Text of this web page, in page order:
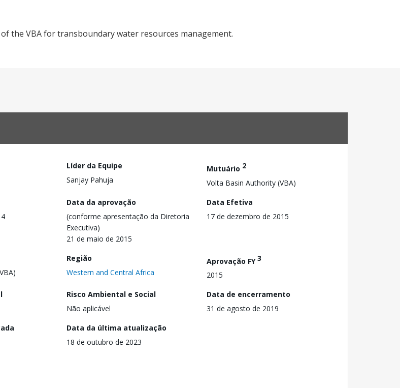
the VBA for transboundary water resources management.
Líder da Equipe
Sanjay Pahuja
Mutuário 2
Volta Basin Authority (VBA)
Data da aprovação
(conforme apresentação da Diretoria
Executiva)
21 de maio de 2015
Data Efetiva
17 de dezembro de 2015
Região
Western and Central Africa
Aprovação FY3
2015
Risco Ambiental e Social
Não aplicável
Data de encerramento
31 de agosto de 2019
Data da última atualização
18 de outubro de 2023